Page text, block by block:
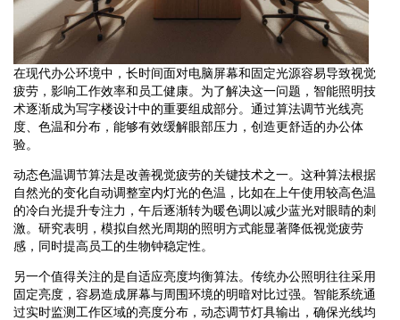
在现代办公环境中，长时间面对电脑屏幕和固定光源容易导致视觉
疲劳，影响工作效率和员工健康。为了解决这一问题，智能照明技
术逐渐成为写字楼设计中的重要组成部分。通过算法调节光线亮
度、色温和分布，能够有效缓解眼部压力，创造更舒适的办公体
验。
动态色温调节算法是改善视觉疲劳的关键技术之一。这种算法根据
自然光的变化自动调整室内灯光的色温，比如在上午使用较高色温
的冷白光提升专注力，午后逐渐转为暖色调以减少蓝光对眼睛的刺
激。研究表明，模拟自然光周期的照明方式能显著降低视觉疲劳
感，同时提高员工的生物钟稳定性。
另一个值得关注的是自适应亮度均衡算法。传统办公照明往往采用
固定亮度，容易造成屏幕与周围环境的明暗对比过强。智能系统通
过实时监测工作区域的亮度分布，动态调节灯具输出，确保光线均